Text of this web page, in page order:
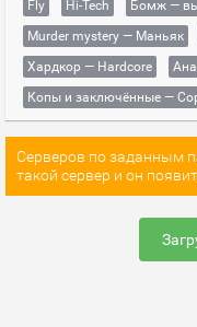
Fly
Hi-Tech
Бомж —
Murder mystery — Маньяк
Хардкор — Hardcore
Копы и заключённые —
Серверов по заданным
такой сервер и он